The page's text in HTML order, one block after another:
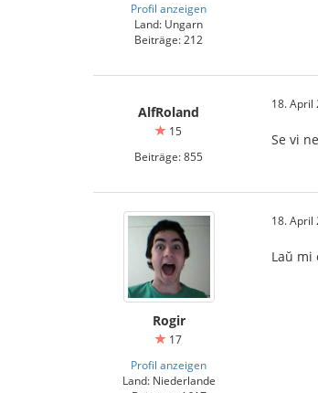
Profil anzeigen
Land: Ungarn
Beiträge: 212
AlfRoland
15
Beiträge: 855
18. April
Se vi
Rogir
17
Profil anzeigen
Land: Niederlande
18. April
Laŭ mi